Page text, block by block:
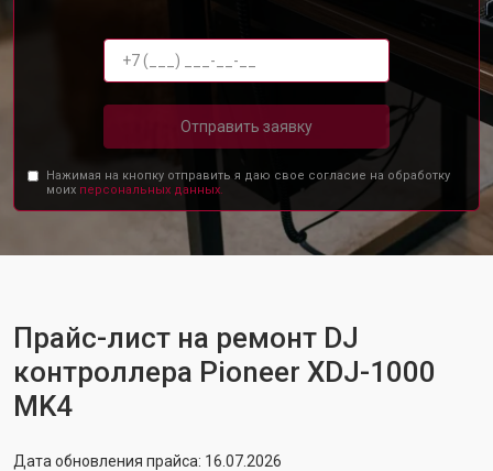
Отправить заявку
Нажимая на кнопку отправить я даю свое согласие на обработку
моих персональных данных.
Прайс-лист на ремонт DJ
контроллера Pioneer XDJ-1000
MK4
Дата обновления прайса: 16.07.2026